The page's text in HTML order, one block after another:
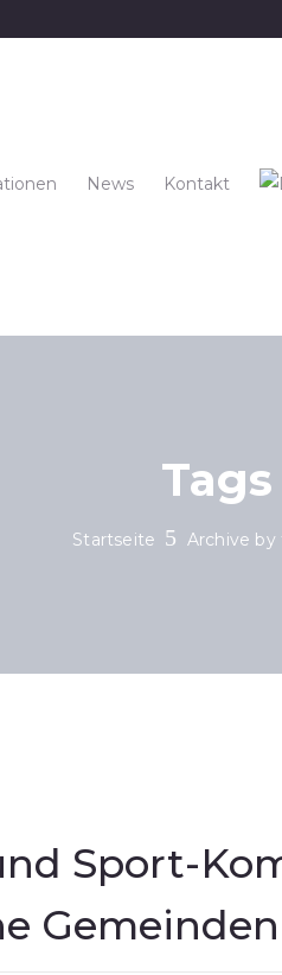
News Kontakt
Tags
Startseite Archive
Sport-
Gemeinden